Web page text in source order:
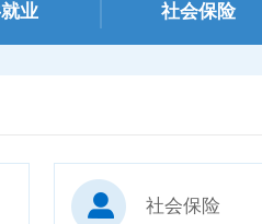
业 社会保险
社会保险